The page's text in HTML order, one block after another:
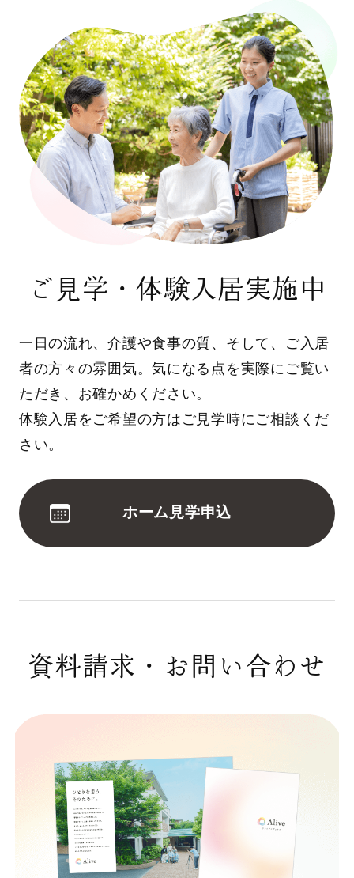
ご見学・体験入居実施中
一日の流れ、介護や食事の質、そして、ご入居
者の方々の雰囲気。気になる点を実際にご覧い
ただき、お確かめください。
体験入居をご希望の方はご見学時にご相談くだ
さい。
ホーム見学申込
資料請求・お問い合わせ